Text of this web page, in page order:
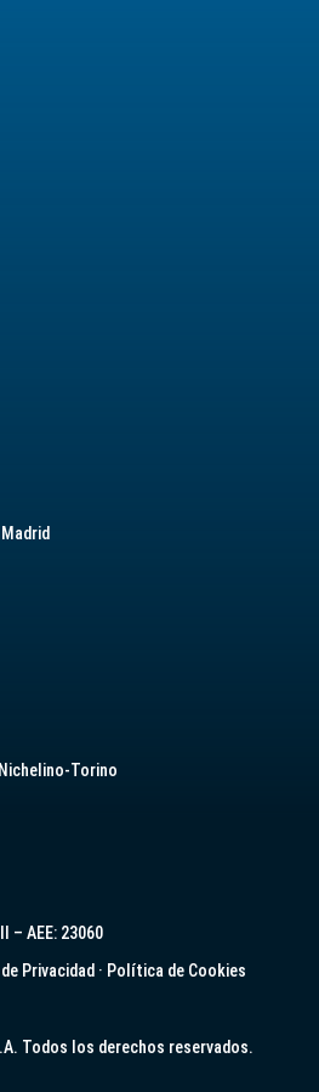
Torino
– AEE: 23060
Privacidad · Política de Cookies
Todos los derechos reservados.